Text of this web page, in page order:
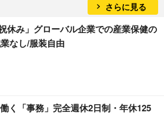
さらに見る
休み」グローバル企業での産業保健の
なし/服装自由
く「事務」完全週休2日制・年休125